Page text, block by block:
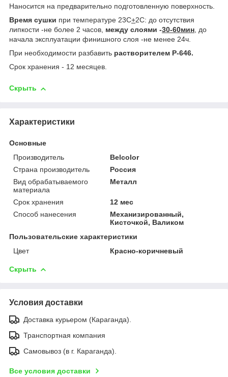
Наносится на предварительно подготовленную поверхность.
Время сушки при температуре 23С+2С: до отсутствия
липкости -не более 2 часов, между слоями -30-60мин, до
начала эксплуатации финишного слоя -не менее 24ч.
При необходимости разбавить растворителем Р-646.
Срок хранения - 12 месяцев.
Скрыть
Характеристики
Основные
Производитель
Belcolor
Страна производитель
Россия
Вид обрабатываемого
материала
Металл
Срок хранения
12 мес
Способ нанесения
Механизированный,
Кисточкой, Валиком
Пользовательские характеристики
Цвет
Красно-коричневый
Скрыть
Условия доставки
Доставка курьером (Караганда).
Транспортная компания
Самовывоз (в г. Караганда).
Все условия доставки